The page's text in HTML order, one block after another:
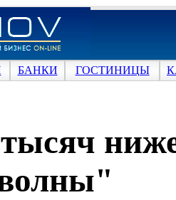
БАНКИ ГОСТИНИЦЫ